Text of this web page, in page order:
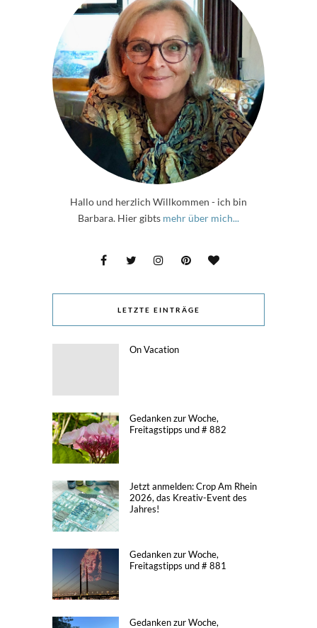
Hallo und herzlich Willkommen - ich bin
Barbara. Hier gibts mehr über mich...
LETZTE EINTRÄGE
On Vacation
Gedanken zur Woche,
Freitagstipps und # 882
Jetzt anmelden: Crop Am Rhein
2026, das Kreativ-Event des
Jahres!
Gedanken zur Woche,
Freitagstipps und # 881
Gedanken zur Woche,